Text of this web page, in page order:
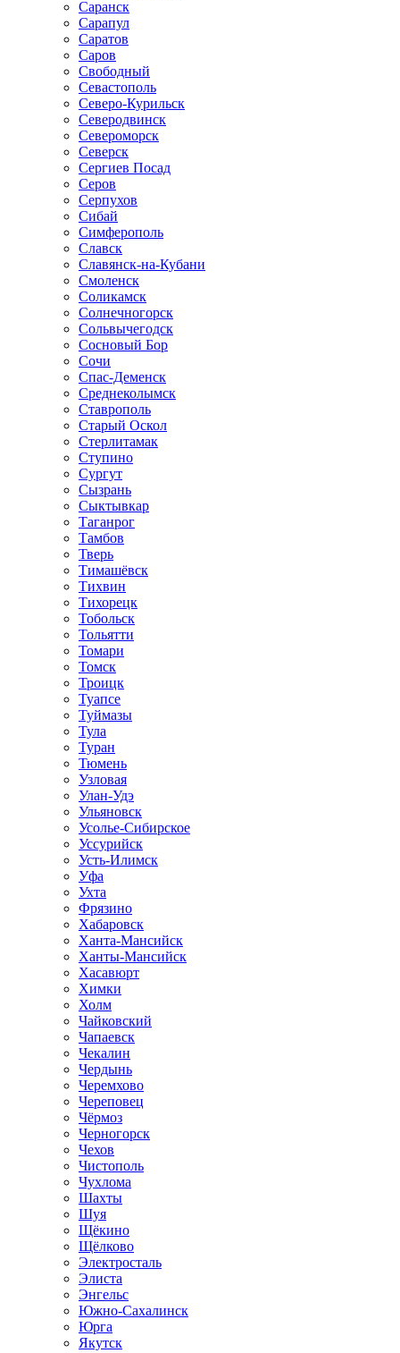
Саранск
Сарапул
Саратов
Саров
Свободный
Севастополь
Северо-Курильск
Северодвинск
Североморск
Северск
Сергиев Посад
Серов
Серпухов
Сибай
Симферополь
Славск
Славянск-на-Кубани
Смоленск
Соликамск
Солнечногорск
Сольвычегодск
Сосновый Бор
Сочи
Спас-Деменск
Среднеколымск
Ставрополь
Старый Оскол
Стерлитамак
Ступино
Сургут
Сызрань
Сыктывкар
Таганрог
Тамбов
Тверь
Тимашёвск
Тихвин
Тихорецк
Тобольск
Тольятти
Томари
Томск
Троицк
Туапсе
Туймазы
Тула
Туран
Тюмень
Узловая
Улан-Удэ
Ульяновск
Усолье-Сибирское
Уссурийск
Усть-Илимск
Уфа
Ухта
Фрязино
Хабаровск
Ханта-Мансийск
Ханты-Мансийск
Хасавюрт
Химки
Холм
Чайковский
Чапаевск
Чекалин
Чердынь
Черемхово
Череповец
Чёрмоз
Черногорск
Чехов
Чистополь
Чухлома
Шахты
Шуя
Щёкино
Щёлково
Электросталь
Элиста
Энгельс
Южно-Сахалинск
Юрга
Якутск